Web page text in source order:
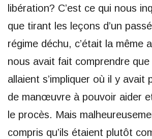
libération? C’est ce qui nous
que tirant les leçons d’un
régime déchu, c’était la même
nous avait fait comprendre
allaient s’impliquer où il y avait
de manœuvre à pouvoir aider
le procès. Mais
compris qu’ils étaient plutôt